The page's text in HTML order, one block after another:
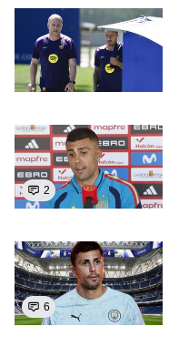
2
6